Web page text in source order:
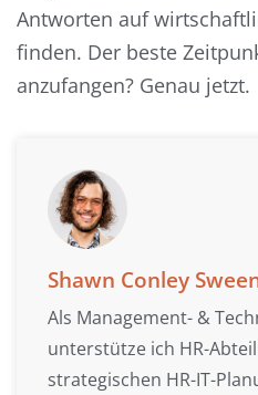
Antworten auf
finden. Der beste
anzufangen? Genau jetzt.
Shawn Conley
Als Management- &
unterstütze ich HR-
strategischen HR-IT-